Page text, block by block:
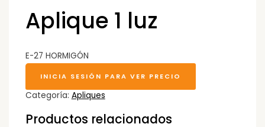
Aplique 1 luz
E-27 HORMIGÓN
INICIA SESIÓN PARA VER PRECIO
Categoría: Apliques
Productos relacionados